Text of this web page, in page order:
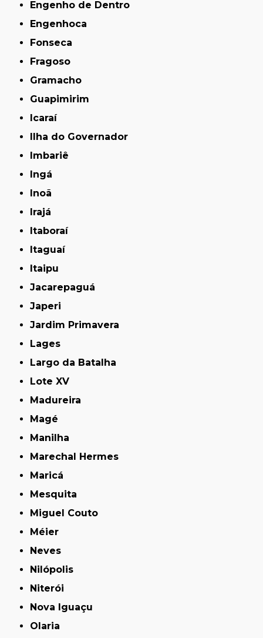
Engenho de Dentro
Engenhoca
Fonseca
Fragoso
Gramacho
Guapimirim
Icaraí
Ilha do Governador
Imbariê
Ingá
Inoã
Irajá
Itaboraí
Itaguaí
Itaipu
Jacarepaguá
Japeri
Jardim Primavera
Lages
Largo da Batalha
Lote XV
Madureira
Magé
Manilha
Marechal Hermes
Maricá
Mesquita
Miguel Couto
Méier
Neves
Nilópolis
Niterói
Nova Iguaçu
Olaria